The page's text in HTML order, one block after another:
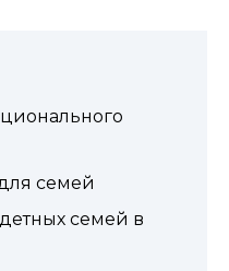
семей
семей в